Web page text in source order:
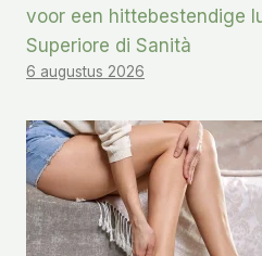
voor een hittebestendige
Superiore di Sanità
6 augustus 2026